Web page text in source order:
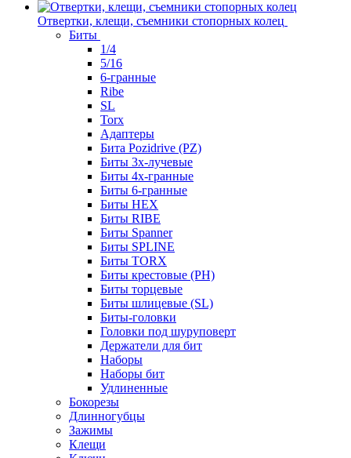
Отвертки, клещи, съемники стопорных колец
Биты
1/4
5/16
6-гранные
Ribe
SL
Torx
Адаптеры
Бита Pozidrive (PZ)
Биты 3х-лучевые
Биты 4х-гранные
Биты 6-гранные
Биты HEX
Биты RIBE
Биты Spanner
Биты SPLINE
Биты TORX
Биты крестовые (PH)
Биты торцевые
Биты шлицевые (SL)
Биты-головки
Головки под шуруповерт
Держатели для бит
Наборы
Наборы бит
Удлиненные
Бокорезы
Длинногубцы
Зажимы
Клещи